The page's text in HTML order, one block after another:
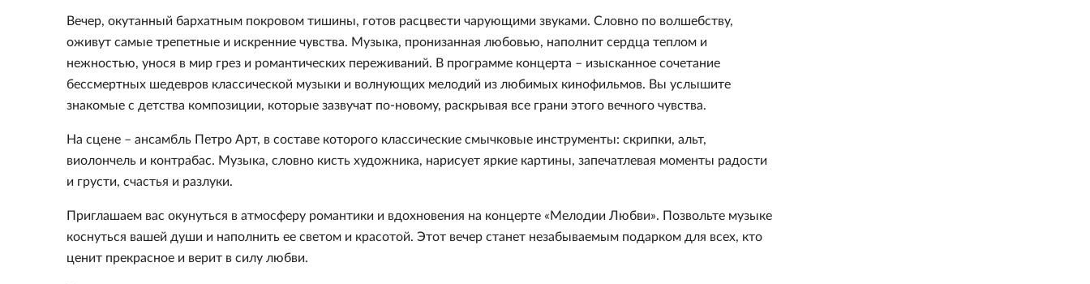
Вечер, окутанный бархатным покровом тишины, готов расцвести чарующими звуками. Словно по волшебству,
оживут самые трепетные и искренние чувства. Музыка, пронизанная любовью, наполнит сердца теплом и
нежностью, унося в мир грез и романтических переживаний. В программе концерта – изысканное сочетание
бессмертных шедевров классической музыки и волнующих мелодий из любимых кинофильмов. Вы услышите
знакомые с детства композиции, которые зазвучат по-новому, раскрывая все грани этого вечного чувства.
На сцене – ансамбль Петро Арт, в составе которого классические смычковые инструменты: скрипки, альт,
виолончель и контрабас. Музыка, словно кисть художника, нарисует яркие картины, запечатлевая моменты радости
и грусти, счастья и разлуки.
Приглашаем вас окунуться в атмосферу романтики и вдохновения на концерте «Мелодии Любви». Позвольте музыке
коснуться вашей души и наполнить ее светом и красотой. Этот вечер станет незабываемым подарком для всех, кто
ценит прекрасное и верит в силу любви.